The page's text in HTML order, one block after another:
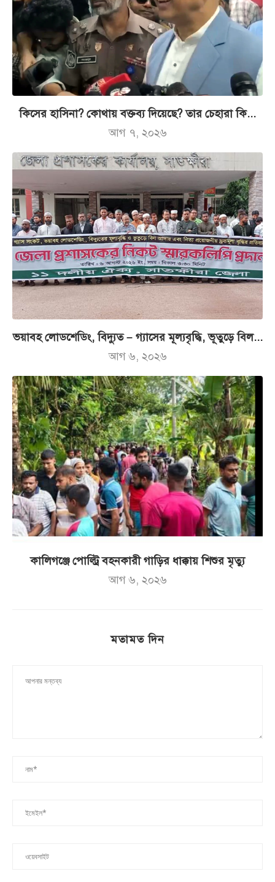
কিসের হাসিনা? কোথায় বক্তব্য দিয়েছে? তার চেহারা কি...
আগ ৭, ২০২৬
ভয়াবহ লোডশেডিং, বিদ্যুত – গ্যাসের মূল্যবৃদ্ধি, ভূতুড়ে বিল...
আগ ৬, ২০২৬
কালিগঞ্জে পোল্ট্রি বহনকারী গাড়ির ধাক্কায় শিশুর মৃত্যু
আগ ৬, ২০২৬
মতামত দিন